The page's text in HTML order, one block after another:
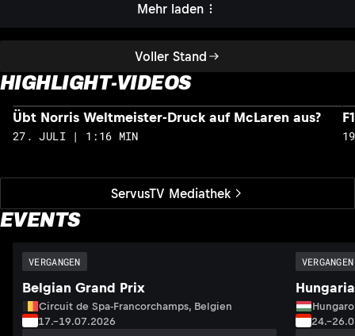
Voller Stand
Mehr laden
HIGHLIGHT-VIDEOS
ServusTV Mediathek
Übt Norris Weltmeister-Druck auf McLaren aus?
27. JULI | 1:16 MIN
EVENTS
VERGANGEN
Belgian Grand Prix
Circuit de Spa-Francorchamps, Belgien
17.–19.07.2026
VERGANGEN